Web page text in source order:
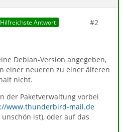
Hilfreichste Antwort #2
Debian-Version angegeben,
einer neueren zu einer älteren
nicht.
der Paketverwaltung vorbei
www.thunderbird-mail.de
ist), oder auf das